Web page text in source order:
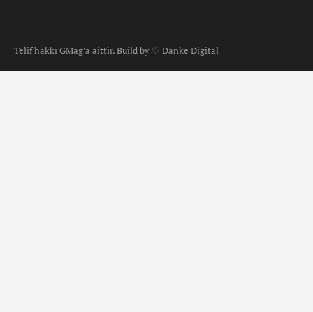
Telif hakkı GMag'a aittir. Build by ♡ Danke Digital